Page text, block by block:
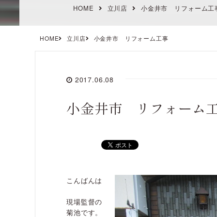
HOME 立川店 小金井市 リフォーム工
HOME 立川店 小金井市 リフォーム工事
2017.06.08
小金井市 リフォーム
こんばんは
現場監督の
菊池です。